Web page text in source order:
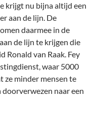
krijgt nu bijna altijd een
aan de lijn. De
daarmee in de
de lijn te krijgen die
Ronald van Raak. Fey
waar 5000
ze minder mensen te
naar een